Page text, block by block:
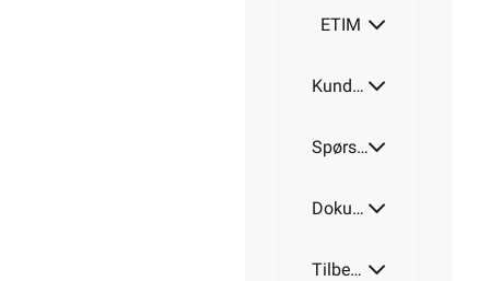
ETIM
Kundeomtale
Spørsmål og svar
Dokumentasjon
Tilbehør